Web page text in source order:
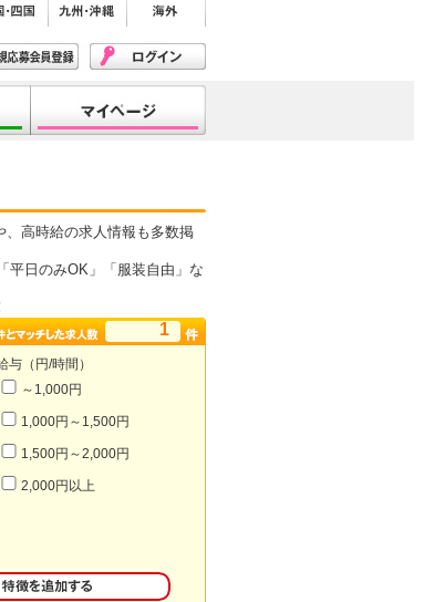
高時給の求人情報も多数掲
平日のみOK」「服装自由」な
1
与（円/時間）
～1,000円
1,000円～1,500円
1,500円～2,000円
2,000円以上